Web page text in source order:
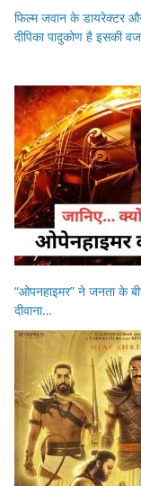
फिल्म जवान के डायरेक्टर
दीपिका पादुकोण है इसकी
“ओपनहाइमर” ने जनता के
दीवाना…